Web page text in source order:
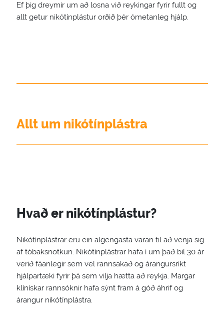
Ef þig dreymir um að losna við reykingar fyrir fullt og
allt getur nikótínplástur orðið þér ómetanleg hjálp.
Allt um nikótínplástra
Hvað er nikótínplástur?
Nikótínplástrar eru ein algengasta varan til að venja sig
af tóbaksnotkun. Nikótínplástrar hafa í um það bil 30 ár
verið fáanlegir sem vel rannsakað og árangursríkt
hjálpartæki fyrir þá sem vilja hætta að reykja. Margar
klínískar rannsóknir hafa sýnt fram á góð áhrif og
árangur nikótínplástra.